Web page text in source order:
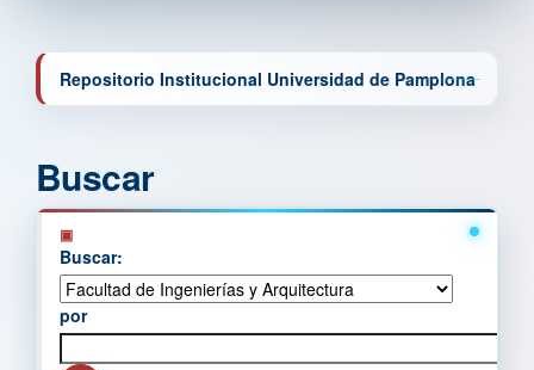
Repositorio Institucional Universidad de Pamplona
Buscar
Buscar:
por